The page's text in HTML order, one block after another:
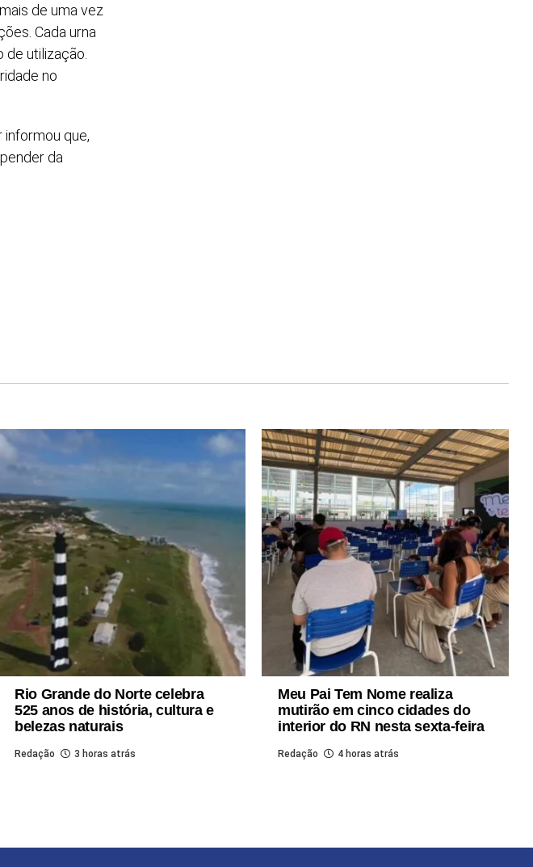
de uma vez
Cada urna
utilização.
no
que,
da
Rio Grande do Norte celebra
525 anos de história, cultura e
belezas naturais
Redação 3 horas atrás
Meu Pai Tem Nome realiza
mutirão em cinco cidades do
interior do RN nesta sexta-feira
Redação 4 horas atrás